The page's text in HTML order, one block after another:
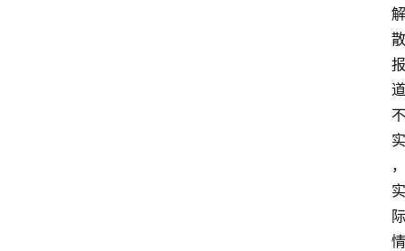
解
散
报
道
不
实
，
实
际
情